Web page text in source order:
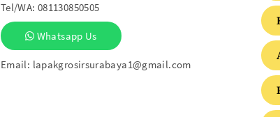
Tel/WA: 081130850505
Whatsapp Us
Email: lapakgrosirsurabaya1@gmail.com